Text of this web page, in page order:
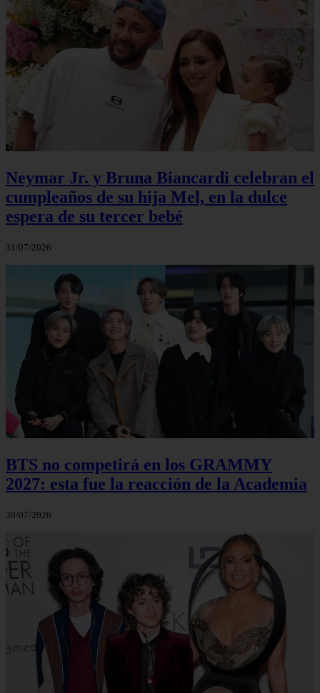
Neymar Jr. y Bruna Biancardi celebran el
cumpleaños de su hija Mel, en la dulce
espera de su tercer bebé
31/07/2026
BTS no competirá en los GRAMMY
2027: esta fue la reacción de la Academia
30/07/2026